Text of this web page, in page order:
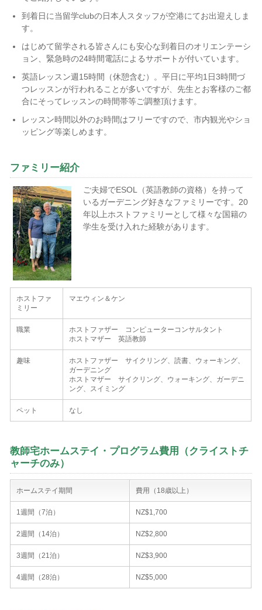
到着日に当留学clubの日本人スタッフが空港にてお出迎えしま
す。
はじめて留学される皆さんにも安心な到着日のオリエンテーシ
ョン、緊急時の24時間電話によるサポートが付いています。
英語レッスン週15時間（休憩含む）。平日に平均1日3時間づ
つレッスンが行われることが多いですが、先生とお客様のご都
合にそってレッスンの時間帯等ご調整頂けます。
レッスン時間以外のお時間はフリーですので、市内観光やショ
ッピング等楽しめます。
ファミリー紹介
ご夫婦でESOL（英語教師の資格）を持って
いるガーデニング好きなファミリーです。20
年以上ホストファミリーとして様々な国籍の
学生を受け入れた経験があります。
ホストファ
ミリー
マエウィン＆ケン
職業
ホストファザー コンピューターコンサルタント
ホストマザー 英語教師
趣味
ホストファザー サイクリング、読書、ウォーキング、
ガーデニング
ホストマザー サイクリング、ウォーキング、ガーデニ
ング、スイミング
ペット なし
教師宅ホームステイ・プログラム費用（クライストチ
ャーチのみ）
ホームステイ期間 費用（18歳以上）
1週間（7泊） NZ$1,700
2週間（14泊） NZ$2,800
3週間（21泊） NZ$3,900
4週間（28泊） NZ$5,000